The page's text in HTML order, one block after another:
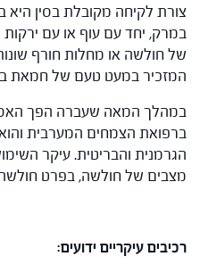
צורת לקיחה מקובלת בסין
במרק, יחד עם עוף או עם
של חולשה או מחלות חורף
המזכיר במעט טעם של חמאת
במהלך המאה שעברה הפך
ברפואת הצמחים המערבית
הגרמנית והבריטית. עיקר
מצבים של חולשה, בפרט חולשה
רכיבים עיקריים ידועים: